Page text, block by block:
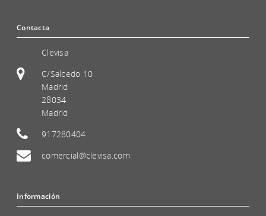
Contacta
Clevisa
C/Salcedo 10
Madrid
28034
Madrid
917280404
comercial@clevisa.com
Información